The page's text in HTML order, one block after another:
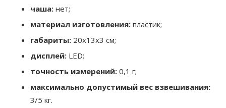
чаша: нет;
материал изготовления: пластик;
габариты: 20x13x3 см;
дисплей: LED;
точность измерений: 0,1 г;
максимально допустимый вес взвешивания:
3/5 кг.